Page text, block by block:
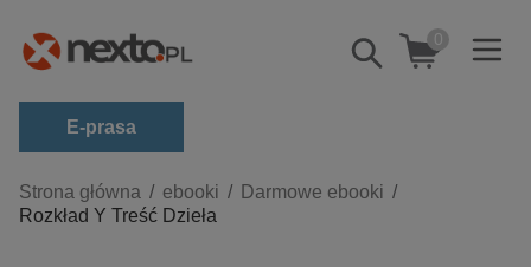
Pokaż/schowaj
wyszukiwarkę
0
E-prasa
Kategorie
Zobacz wszystkie E-prasa
Strona główna ebooki
Darmowe ebooki
Rozkład Y Treść Dzieła